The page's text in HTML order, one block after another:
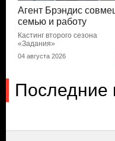
Агент Брэндис
семью и работу
Кастинг второго сезона
«Задания»
04 августа 2026
Последние